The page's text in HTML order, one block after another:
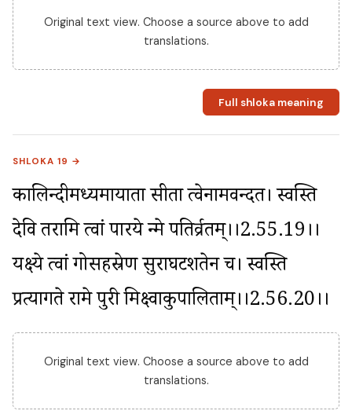
Original text view. Choose a source above to add
translations.
Full shloka meaning
SHLOKA 19 →
कालिन्दीमध्यमायाता सीता त्वेनामवन्दत। स्वस्ति
देवि तरामि त्वां पारये न्मे पतिर्व्रतम्।।2.55.19।।
यक्ष्ये त्वां गोसहस्रेण सुराघटशतेन च। स्वस्ति
प्रत्यागते रामे पुरी मिक्ष्वाकुपालिताम्।।2.56.20।।
Original text view. Choose a source above to add
translations.